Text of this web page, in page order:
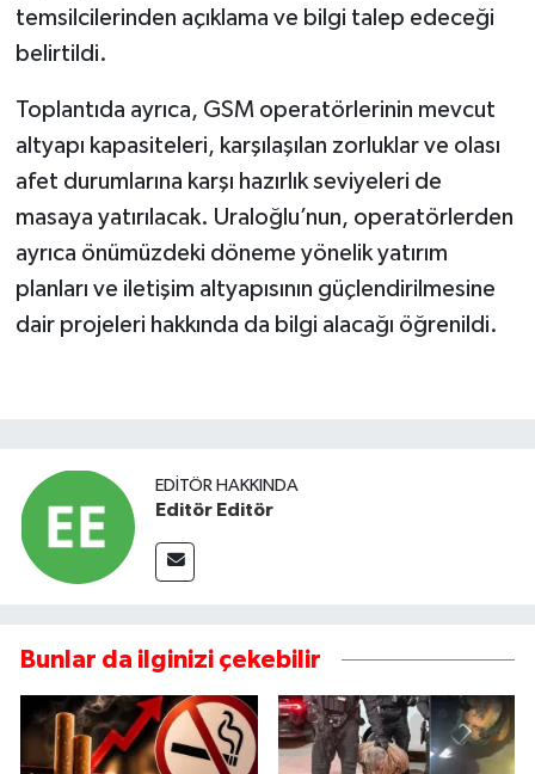
temsilcilerinden açıklama ve bilgi talep edeceği
belirtildi.
Toplantıda ayrıca, GSM operatörlerinin mevcut
altyapı kapasiteleri, karşılaşılan zorluklar ve olası
afet durumlarına karşı hazırlık seviyeleri de
masaya yatırılacak. Uraloğlu’nun, operatörlerden
ayrıca önümüzdeki döneme yönelik yatırım
planları ve iletişim altyapısının güçlendirilmesine
dair projeleri hakkında da bilgi alacağı öğrenildi.
EDITÖR HAKKINDA
Editör Editör
Bunlar da ilginizi çekebilir